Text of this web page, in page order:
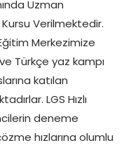
Uzman
Kursu Verilmektedir.
Merkezimize
Türkçe yaz kampı
katılan
LGS Hızlı
deneme
hızlarına olumlu